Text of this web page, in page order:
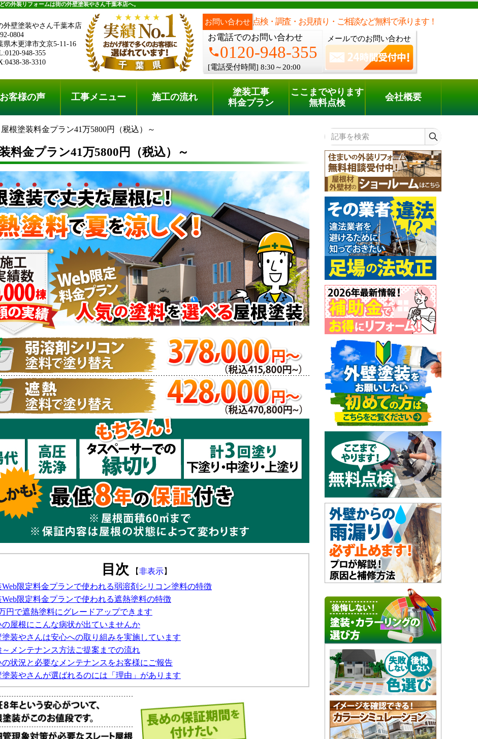
外装リフォームは街の外壁塗装やさん千葉本店へ。
外壁塗装やさん千葉本店
0804
県木更津市文京5-11-16
948-355
38-3310
お問い合わせ 点検・調査・お見積り・ご相談など無料で承ります！
お電話でのお問い合わせ
phone0120-948-355
[電話受付時間] 8:30～20:00
メールでのお問い合わせ
料金プラン 無料点検
電話でのご相談 [8:30～20:00]
phone0120-948-355
お客様の声 工事メニュー 施工の流れ
塗装工事
料金プラン
ここまでやります
無料点検
会社概要
屋根塗装料金プラン41万5800円（税込）～
料金プラン41万5800円（税込）～
目次 【非表示】
Web限定料金プランで使われる弱溶剤シリコン塗料の特徴
Web限定料金プランで使われる遮熱塗料の特徴
円で遮熱塗料にグレードアップできます
の屋根にこんな病状が出ていませんか
装やさんは安心への取り組みを実施しています
～メンテナンス方法ご提案までの流れ
の状況と必要なメンテナンスをお客様にご報告
装やさんが選ばれるのには「理由」があります
記事を検索